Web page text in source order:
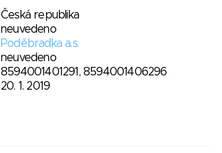
Česká republika
neuvedeno
Poděbradka a.s.
neuvedeno
8594001401291, 8594001406296
20. 1. 2019